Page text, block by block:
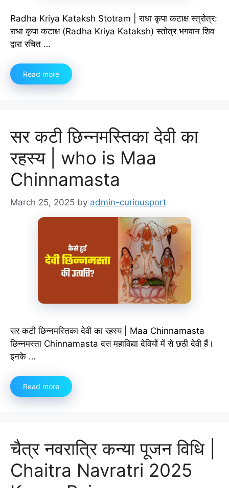
Radha Kriya Kataksh Stotram | राधा कृपा कटाक्ष स्त्रोत्र:
राधा कृपा कटाक्ष (Radha Kriya Kataksh) स्तोत्र भगवान शिव
द्वारा रचित …
Read more
सर कटी छिन्नमस्तिका देवी का
रहस्य | who is Maa
Chinnamasta
March 25, 2025 by admin-curiousport
सर कटी छिन्नमस्तिका देवी का रहस्य | Maa Chinnamasta
छिन्नमस्ता Chinnamasta दस महाविद्या देवियों में से छठी देवी हैं।
इनके …
Read more
चैत्र नवरात्रि कन्या पूजन विधि |
Chaitra Navratri 2025